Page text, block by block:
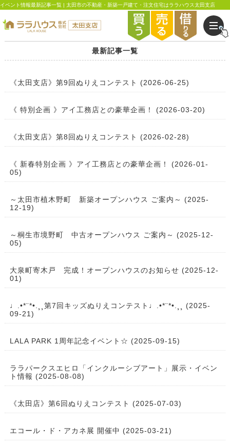
イベント情報最新記事一覧 | 太田市の不動産・新築一戸建て・注文住宅はララハウス太田支店
最新記事一覧
《太田支店》第9回ぬりえコンテスト (2026-06-25)
《 特別企画 》アイ工務店との豪華企画！ (2026-03-20)
《太田支店》第8回ぬりえコンテスト (2026-02-28)
《 新春特別企画 》アイ工務店との豪華企画！ (2026-01-
05)
～太田市植木野町 新築オープンハウス ご案内～ (2025-
12-19)
～桐生市境野町 中古オープンハウス ご案内～ (2025-12-
05)
大泉町寄木戸 完成！オープンハウスのお知らせ (2025-12-
01)
♩.•*¨*•.¸¸第7回キッズぬりえコンテスト♩.•*¨*•.¸¸ (2025-
09-21)
LALA PARK 1周年記念イベント☆ (2025-09-15)
ララパークスエヒロ「インクルーシブアート」展示・イベン
ト情報 (2025-08-08)
《太田店》第6回ぬりえコンテスト (2025-07-03)
エコール・ド・アカネ展 開催中 (2025-03-21)